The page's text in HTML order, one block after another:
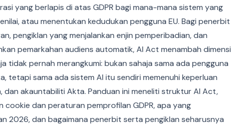
yang berlapis di atas GDPR bagi mana-mana sistem yang
atau menentukan kedudukan pengguna EU. Bagi penerbit
pengiklan yang menjalankan enjin pemperibadian, dan
pemarkahan audiens automatik, AI Act menambah dimensi
tidak pernah merangkumi: bukan sahaja sama ada pengguna
tetapi sama ada sistem AI itu sendiri memenuhi keperluan
dan akauntabiliti Akta. Panduan ini meneliti struktur AI Act,
cookie dan peraturan pemprofilan GDPR, apa yang
2026, dan bagaimana penerbit serta pengiklan seharusnya